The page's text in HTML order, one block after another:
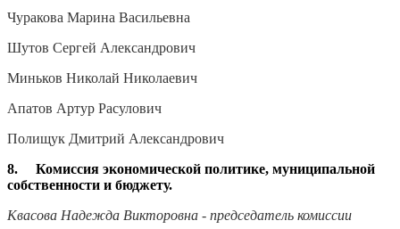
Чуракова Марина Васильевна
Шутов Сергей Александрович
Миньков Николай Николаевич
Апатов Артур Расулович
Полищук Дмитрий Александрович
8. Комиссия экономической политике, муниципальной
собственности и бюджету.
Квасова Надежда Викторовна - председатель комиссии